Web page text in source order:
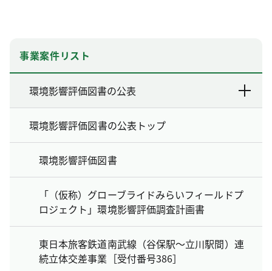
事業案件リスト
環境影響評価図書の公表
環境影響評価図書の公表トップ
環境影響評価図書
「（仮称）グローブライドみらいフィールドプ
ロジェクト」環境影響評価調査計画書
東日本旅客鉄道南武線（谷保駅～立川駅間）連
続立体交差事業［受付番号386］